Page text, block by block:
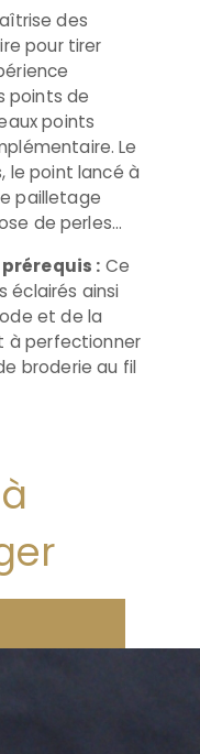
des
pour tirer
points de
points
Le
le point lancé à
pailletage
de perles…
: Ce
éclairés ainsi
et de la
à perfectionner
broderie au fil